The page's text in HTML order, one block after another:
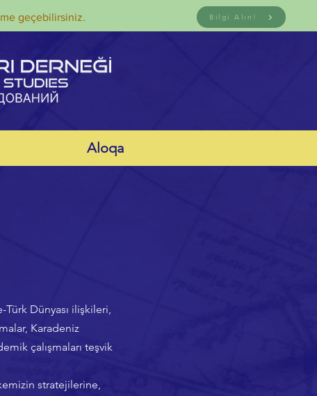
geçebilirsiniz. Bilgi Alın!
Aloqa
Dünyası ilişkileri,
Karadeniz
çalışmaları teşvik
stratejilerine,